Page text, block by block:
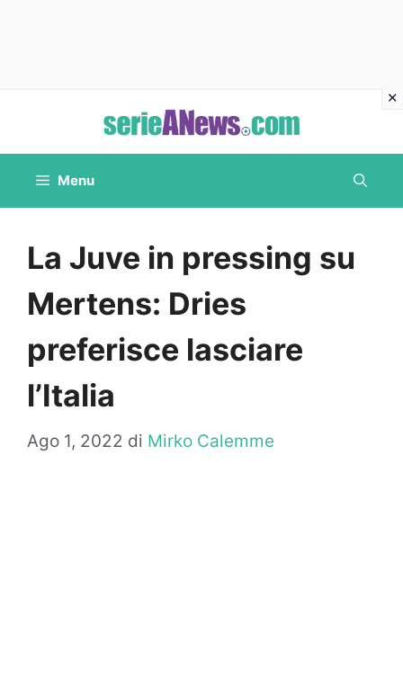
contenuto
Menu
La Juve in pressing su
Mertens: Dries
preferisce lasciare
l’Italia
Ago 1, 2022 di Mirko Calemme